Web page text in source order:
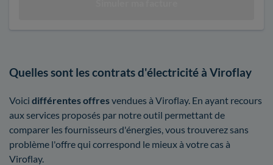
Quelles sont les contrats d'électricité à Viroflay
Voici différentes offresvendues à Viroflay. En ayant recours
aux services proposés par notre outil permettant de
comparer les fournisseurs d'énergies, vous trouverez sans
problème l'offre qui correspond le mieux à votre cas à
Viroflay.